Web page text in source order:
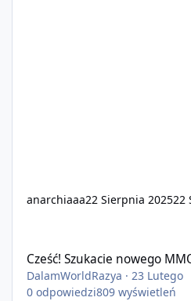
anarchiaaa22 Sierpnia 202522
Cześć! Szukacie nowego
DalamWorldRazya ·23 Lutego
0 odpowiedzi809 wyświetleń